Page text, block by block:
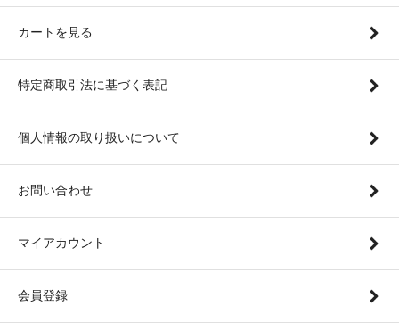
カートを見る
特定商取引法に基づく表記
個人情報の取り扱いについて
お問い合わせ
マイアカウント
会員登録